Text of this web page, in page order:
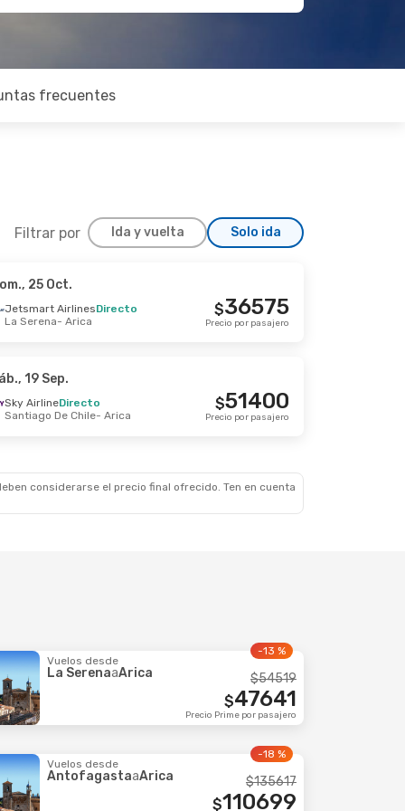
frecuentes
Filtrar por Ida y vuelta Solo ida
Directo
20 Sep.
102384
$
Precio por pasajero
25 Oct.
Jetsmart AirlinesDirecto
La Serena- Arica
36575
$
Precio por pasajero
19 Sep.
Sky AirlineDirecto
Santiago De Chile- Arica
51400
$
Precio por pasajero
considerarse el precio final ofrecido. Ten en cuenta
Vuelos desde
La SerenaaArica
-13 %
54519
$
47641
$
Precio Prime por pasajero
Vuelos desde
AntofagastaaArica
-18 %
135617
$
110699
$